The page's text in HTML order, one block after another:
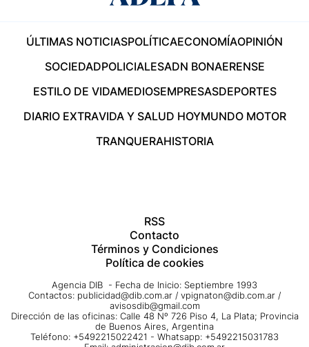
ÚLTIMAS NOTICIASPOLÍTICAECONOMÍAOPINIÓN
SOCIEDADPOLICIALESADN BONAERENSE
ESTILO DE VIDAMEDIOSEMPRESASDEPORTES
DIARIO EXTRAVIDA Y SALUD HOYMUNDO MOTOR
TRANQUERAHISTORIA
RSS
Contacto
Términos y Condiciones
Política de cookies
Agencia DIB - Fecha de Inicio: Septiembre 1993
Contactos: publicidad@dib.com.ar / vpignaton@dib.com.ar /
avisosdib@gmail.com
Dirección de las oficinas: Calle 48 Nº 726 Piso 4, La Plata; Provincia
de Buenos Aires, Argentina
Teléfono: +5492215022421 - Whatsapp: +5492215031783